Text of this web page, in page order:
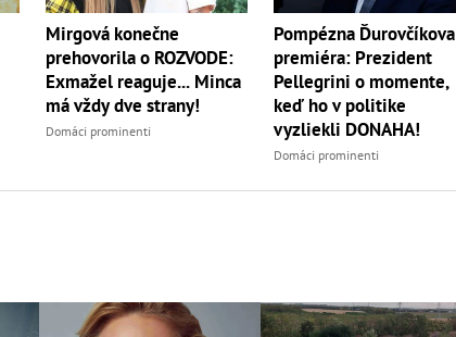
Mirgová konečne
prehovorila o ROZVODE:
Exmažel reaguje... Minca
má vždy dve strany!
Domáci prominenti
Pompézna Ďurovčíkova
premiéra: Prezident
Pellegrini o momente,
keď ho v politike
vyzliekli DONAHA!
Domáci prominenti